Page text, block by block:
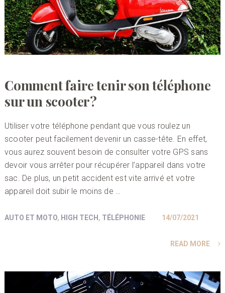
Comment faire tenir son téléphone
sur un scooter ?
Utiliser votre téléphone pendant que vous roulez un
scooter peut facilement devenir un casse-tête. En effet,
vous aurez souvent besoin de consulter votre GPS sans
devoir vous arrêter pour récupérer l’appareil dans votre
sac. De plus, un petit accident est vite arrivé et votre
appareil doit subir le moins de …
AUTO ET MOTO, HIGH TECH , TÉLÉPHONIE 14/07/2021
READ MORE